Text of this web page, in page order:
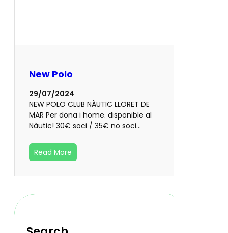
New Polo
29/07/2024
NEW POLO CLUB NÀUTIC LLORET DE
MAR Per dona i home. disponible al
Nàutic! 30€ soci / 35€ no soci…
Read More